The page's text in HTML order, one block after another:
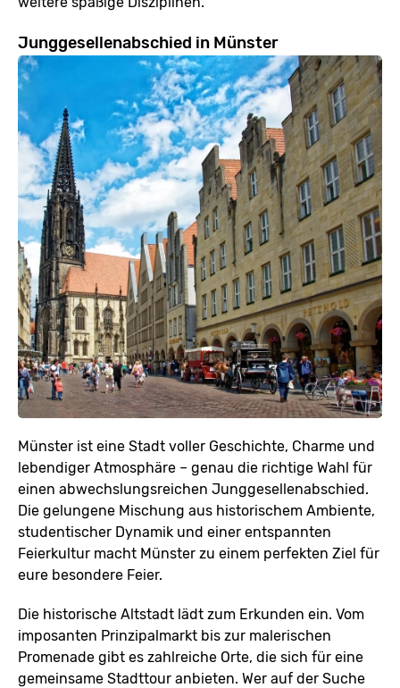
Junggesellenabschied in Münster
Münster ist eine Stadt voller Geschichte, Charme und
lebendiger Atmosphäre – genau die richtige Wahl für
einen abwechslungsreichen Junggesellenabschied.
Die gelungene Mischung aus historischem Ambiente,
studentischer Dynamik und einer entspannten
Feierkultur macht Münster zu einem perfekten Ziel für
eure besondere Feier.
Die historische Altstadt lädt zum Erkunden ein. Vom
imposanten Prinzipalmarkt bis zur malerischen
Promenade gibt es zahlreiche Orte, die sich für eine
gemeinsame Stadttour anbieten. Wer auf der Suche